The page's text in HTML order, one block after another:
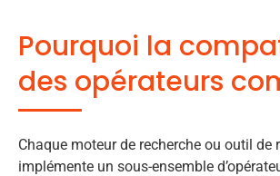
Pourquoi la
des opérateurs
Chaque moteur de recherche ou outil de
implémente un sous-ensemble